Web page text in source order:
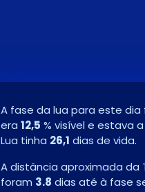
A fase da lua para este dia
era 12,5 % visível e estava a
Lua tinha 26,1 dias de vida.
A distância aproximada da
foram 3.8 dias até à fase